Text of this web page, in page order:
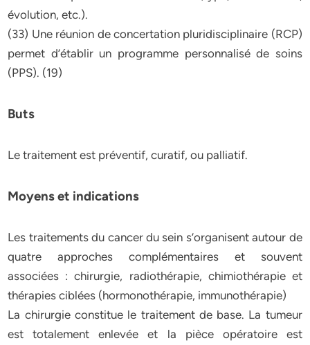
évolution, etc.).
(33) Une réunion de concertation pluridisciplinaire (RCP)
permet d’établir un programme personnalisé de soins
(PPS). (19)
Buts
Le traitement est préventif, curatif, ou palliatif.
Moyens et indications
Les traitements du cancer du sein s’organisent autour de
quatre approches complémentaires et souvent
associées : chirurgie, radiothérapie, chimiothérapie et
thérapies ciblées (hormonothérapie, immunothérapie)
La chirurgie constitue le traitement de base. La tumeur
est totalement enlevée et la pièce opératoire est